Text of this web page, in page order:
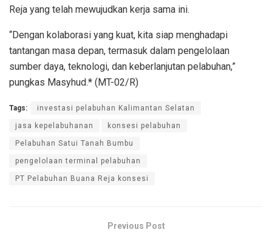
Reja yang telah mewujudkan kerja sama ini.
“Dengan kolaborasi yang kuat, kita siap menghadapi
tantangan masa depan, termasuk dalam pengelolaan
sumber daya, teknologi, dan keberlanjutan pelabuhan,”
pungkas Masyhud.* (MT-02/R)
Tags: investasi pelabuhan Kalimantan Selatan
jasa kepelabuhanan konsesi pelabuhan
Pelabuhan Satui Tanah Bumbu
pengelolaan terminal pelabuhan
PT Pelabuhan Buana Reja konsesi
Previous Post